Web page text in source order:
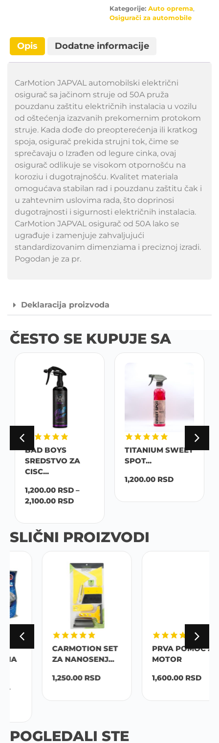
Kategorije: Auto oprema,
Osigurači za automobile
Opis Dodatne informacije
CarMotion JAPVAL automobilski električni
osigurač sa jačinom struje od 50A pruža
pouzdanu zaštitu električnih instalacia u vozilu
od oštećenja izazvanih prekomernim protokom
struje. Kada dođe do preopterećenja ili kratkog
spoja, osigurač prekida strujni tok, čime se
sprečavaju o Izrađen od legure cinka, ovaj
osigurač odlikuje se visokom otpornošću na
koroziu i dugotrajnošću. Kvalitet materiala
omogućava stabilan rad i pouzdanu zaštitu čak i
u zahtevnim uslovima rada, što doprinosi
dugotrajnosti i sigurnosti električnih instalacia.
CarMotion JAPVAL osigurač od 50A lako se
ugrađuje i zamenjuje zahvaljujući
standardizovanim dimenziama i preciznoj izradi.
Pogodan je za pr.
Deklaracija proizvoda
ČESTO SE KUPUJE SA
BAD BOYS
SREDSTVO ZA
CISC...
1,200.00 RSD –
2,100.00 RSD
TITANIUM SWEET
SPOT...
1,200.00 RSD
SLIČNI PROIZVODI
CARMOTION SET
ZA NANOSENJ...
1,250.00RSD
PRVA POMOC ZA
MOTOR
1,600.00RSD
POGLEDALI STE